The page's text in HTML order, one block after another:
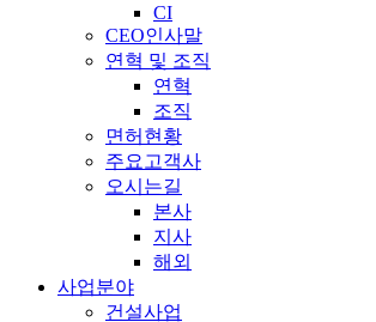
CI
CEO인사말
연혁 및 조직
연혁
조직
면허현황
주요고객사
오시는길
본사
지사
해외
사업분야
건설사업